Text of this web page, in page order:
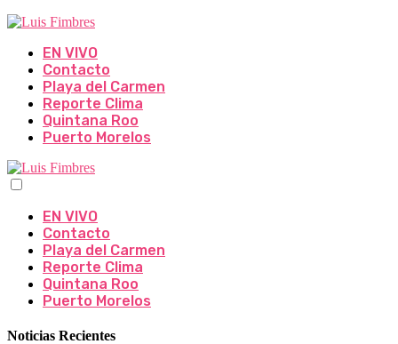
EN VIVO
Contacto
Playa del Carmen
Reporte Clima
Quintana Roo
Puerto Morelos
EN VIVO
Contacto
Playa del Carmen
Reporte Clima
Quintana Roo
Puerto Morelos
Noticias Recientes